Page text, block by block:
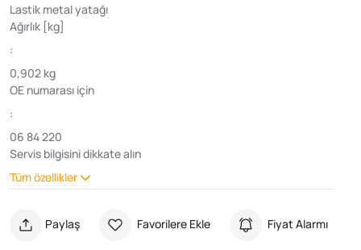
Lastik metal yatağı
Ağırlık [kg]
:
0,902 kg
OE numarası için
:
06 84 220
Servis bilgisini dikkate alın
Tüm özellikler
Paylaş Favorilere Ekle Fiyat Alarmı